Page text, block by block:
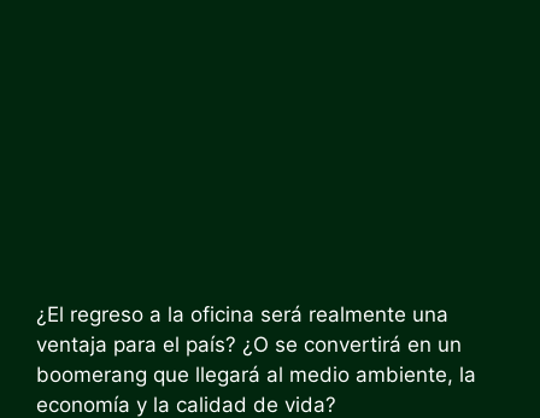
¿El regreso a la oficina será realmente una
ventaja para el país? ¿O se convertirá en un
boomerang que llegará al medio ambiente, la
economía y la calidad de vida?